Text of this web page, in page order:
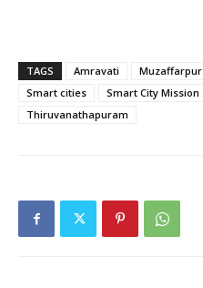
TAGS Amravati Muzaffarpur
Smart cities
Smart City Mission
Thiruvanathapuram